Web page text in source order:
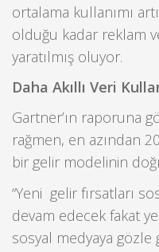
ortalama kullanımı
olduğu kadar reklam
yaratılmış oluyor.
Daha Akıllı Veri
Gartner’ın raporuna
rağmen, en azından
bir gelir modelinin
“Yeni gelir fırsatları
devam edecek fakat
sosyal medyaya gözle